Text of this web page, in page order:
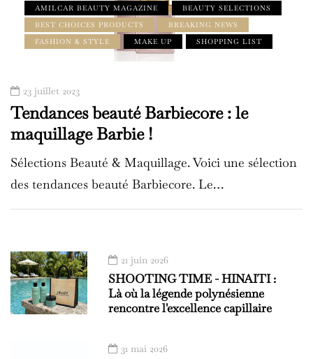
AMILCAR BEAUTY MAGAZINE
BEAUTY SELECTIONS
BEST CHOICES PRODUCTS
BREAKING NEWS
FASHION & STYLE
MAKE UP SHOPPING LIST
23 juillet 2023
Tendances beauté Barbiecore : le
maquillage Barbie !
Sélections Beauté & Maquillage. Voici une sélection
des tendances beauté Barbiecore. Le…
21 juin 2026
SHOOTING TIME - HINAITI :
Là où la légende polynésienne
rencontre l'excellence capillaire
31 mai 2026